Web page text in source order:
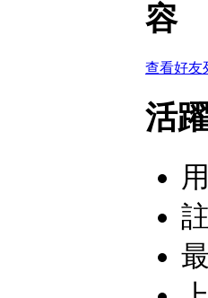
容
查看好友
活